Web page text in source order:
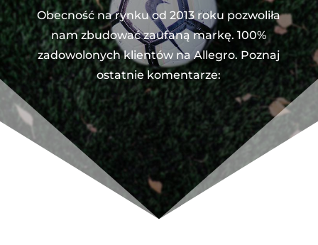
Obecność na rynku od 2013 roku pozwoliła
nam zbudować zaufaną markę. 100%
zadowolonych klientów na Allegro. Poznaj
ostatnie komentarze: